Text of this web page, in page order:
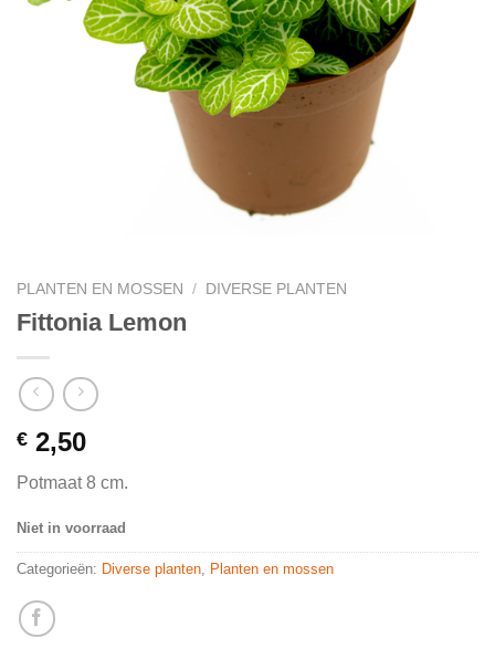
PLANTEN EN MOSSEN / DIVERSE PLANTEN
Fittonia Lemon
€ 2,50
Potmaat 8 cm.
Niet in voorraad
Categorieën: Diverse planten Planten en mossen